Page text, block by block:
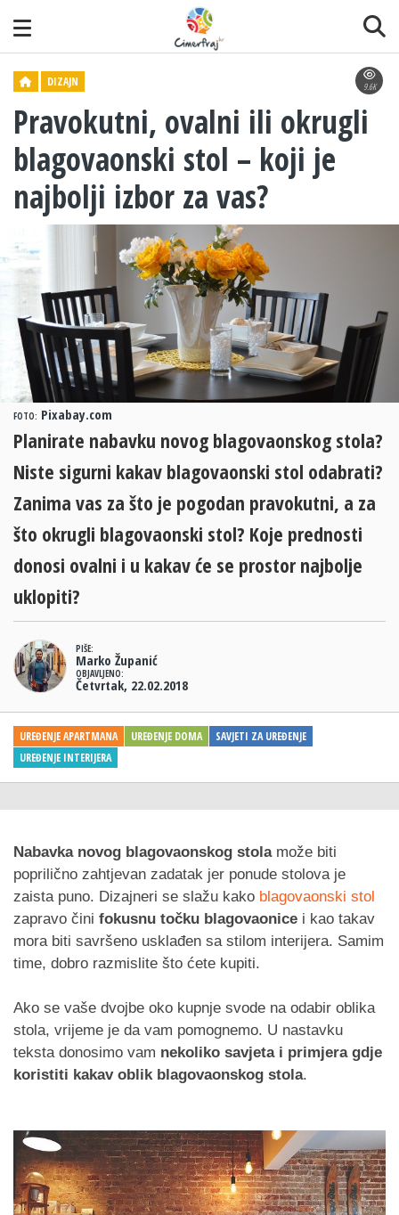
DIZAJN 9.6K
Pravokutni, ovalni ili okrugli
blagovaonski stol – koji je
najbolji izbor za vas?
Planirate nabavku novog blagovaonskog stola?
Niste sigurni kakav blagovaonski stol odabrati?
Zanima vas za što je pogodan pravokutni, a za
što okrugli blagovaonski stol? Koje prednosti
donosi ovalni i u kakav će se prostor najbolje
uklopiti?
PIŠE:
Marko Županić
OBJAVLJENO:
Četvrtak, 22.02.2018
FOTO: Pixabay.com
UREĐENJE APARTMANA UREĐENJE DOMA
SAVJETI ZA UREĐENJE
UREĐENJE INTERIJERA
Nabavka novog blagovaonskog stolamože biti
poprilično zahtjevan zadatak jer ponude stolova je
zaista puno. Dizajneri se slažu kako blagovaonski stol
zapravo čini fokusnu točku blagovaonice i kao takav
mora biti savršeno usklađen sa stilom interijera. Samim
time, dobro razmislite što ćete kupiti.
Ako se vaše dvojbe oko kupnje svode na odabir oblika
stola, vrijeme je da vam pomognemo. U nastavku
teksta donosimo vam nekoliko savjeta i primjera gdje
koristiti kakav oblik blagovaonskog stola.